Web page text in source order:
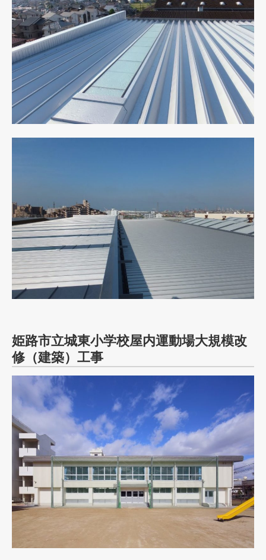
姫路市立城東小学校屋内運動場大規模改
修（建築）工事